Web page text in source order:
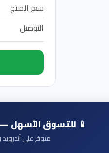
سعر المنتج
التوصيل
📱 للتسوق الأسهل
متوفر على